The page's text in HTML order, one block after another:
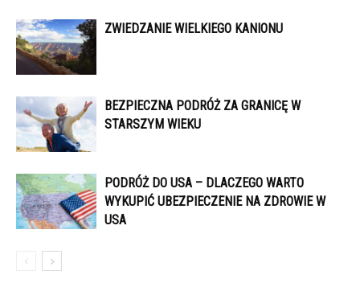
ZWIEDZANIE WIELKIEGO KANIONU
BEZPIECZNA PODRÓŻ ZA GRANICĘ W
STARSZYM WIEKU
PODRÓŻ DO USA – DLACZEGO WARTO
WYKUPIĆ UBEZPIECZENIE NA ZDROWIE W
USA